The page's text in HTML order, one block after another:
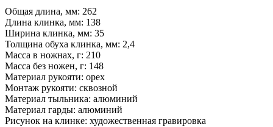
Общая длина, мм: 262
Длина клинка, мм: 138
Ширина клинка, мм: 35
Толщина обуха клинка, мм: 2,4
Масса в ножнах, г: 210
Масса без ножен, г: 148
Материал рукояти: орех
Монтаж рукояти: сквозной
Материал тыльника: алюминий
Материал гарды: алюминий
Рисунок на клинке: художественная гравировка